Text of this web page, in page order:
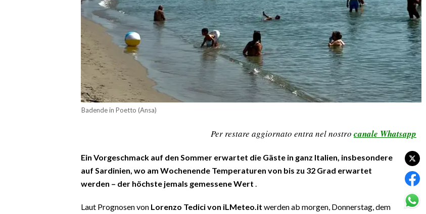
Badende in Poetto (Ansa)
Per restare aggiornato entra nel nostro canale Whatsapp
Ein Vorgeschmack auf den Sommer erwartet die Gäste in ganz Italien, insbesondere
auf Sardinien, wo am Wochenende Temperaturen von bis zu 32 Grad erwartet
werden – der höchste jemals gemessene Wert .
Laut Prognosen von Lorenzo Tedici von iLMeteo.it werden ab morgen, Donnerstag, dem